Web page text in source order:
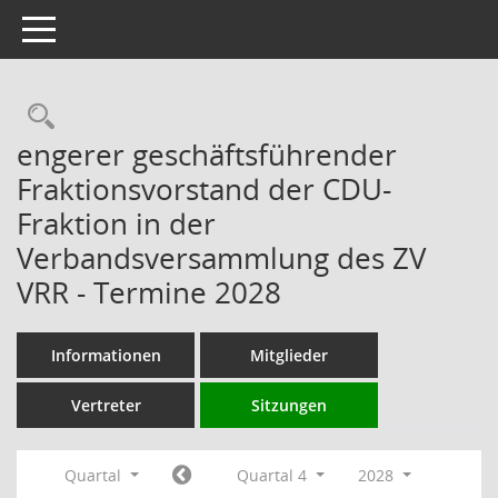
Toggle navigation
Rechercheauswahl
engerer geschäftsführender
Fraktionsvorstand der CDU-
Fraktion in der
Verbandsversammlung des ZV
VRR - Termine 2028
Informationen Mitglieder
Vertreter Sitzungen
Quartal Quartal 4
2028